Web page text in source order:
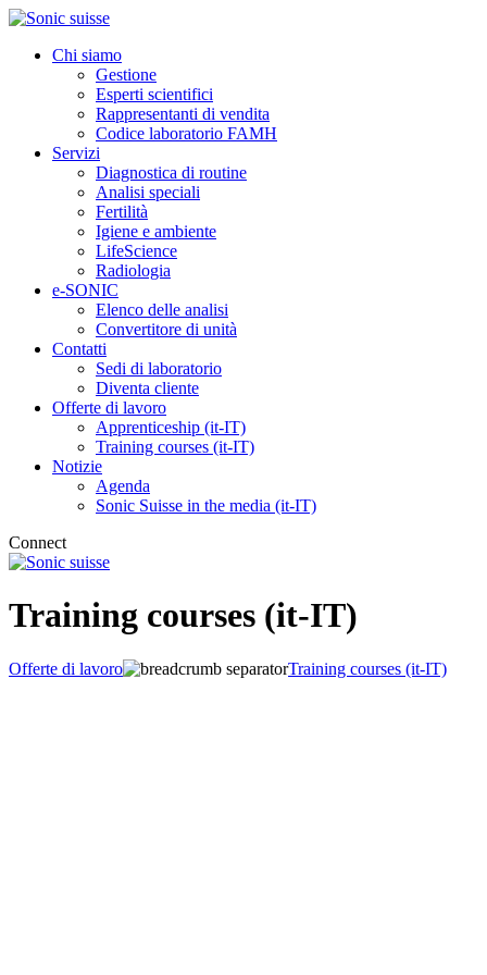
Chi siamo
Gestione
Esperti scientifici
Rappresentanti di vendita
Codice laboratorio FAMH
Servizi
Diagnostica di routine
Analisi speciali
Fertilità
Igiene e ambiente
LifeScience
Radiologia
e-SONIC
Elenco delle analisi
Convertitore di unità
Contatti
Sedi di laboratorio
Diventa cliente
Offerte di lavoro
Apprenticeship (it-IT)
Training courses (it-IT)
Notizie
Agenda
Sonic Suisse in the media (it-IT)
Connect
Training courses (it-IT)
Offerte di lavoro Training courses (it-IT)